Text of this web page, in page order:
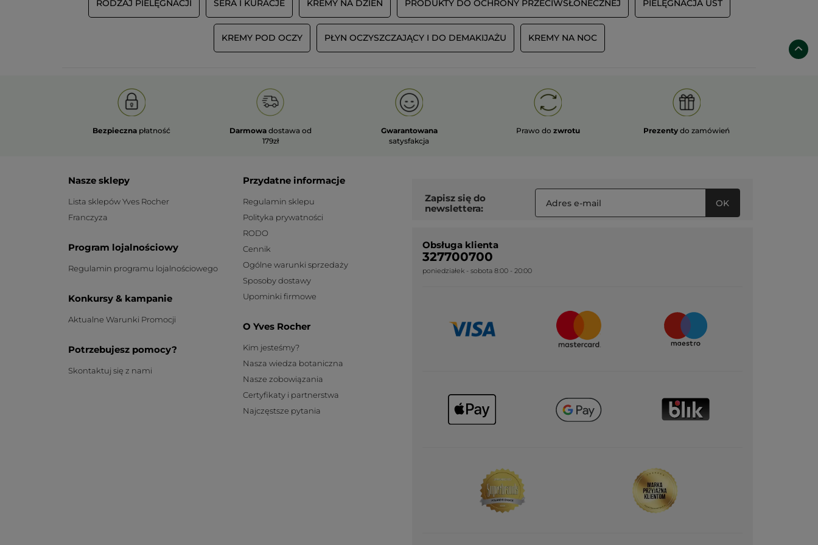
RODZAJ PIELĘGNACJI SERA I KURACJE KREMY NA DZIEŃ PRODUKTY DO OCHRONY PRZECIWSŁONECZNEJ PIELĘGNACJA UST
KREMY POD OCZY PŁYN OCZYSZCZAJĄCY I DO DEMAKIJAŻU KREMY NA NOC
Bezpieczna płatność Darmowa dostawa od
179zł
Gwarantowana
satysfakcja
Prawo do zwrotu Prezenty do zamówień
Nasze sklepy
Lista sklepów Yves Rocher
Franczyza
Program lojalnościowy
Regulamin programu lojalnościowego
Konkursy & kampanie
Aktualne Warunki Promocji
Potrzebujesz pomocy?
Skontaktuj się z nami
Przydatne informacje
Regulamin sklepu
Polityka prywatności
RODO
Cennik
Ogólne warunki sprzedaży
Sposoby dostawy
Upominki firmowe
O Yves Rocher
Kim jesteśmy?
Nasza wiedza botaniczna
Nasze zobowiązania
Certyfikaty i partnerstwa
Najczęstsze pytania
Zapisz się do
newslettera:
OK
Obsługa klienta
327700700
poniedziałek - sobota 8:00 - 20:00